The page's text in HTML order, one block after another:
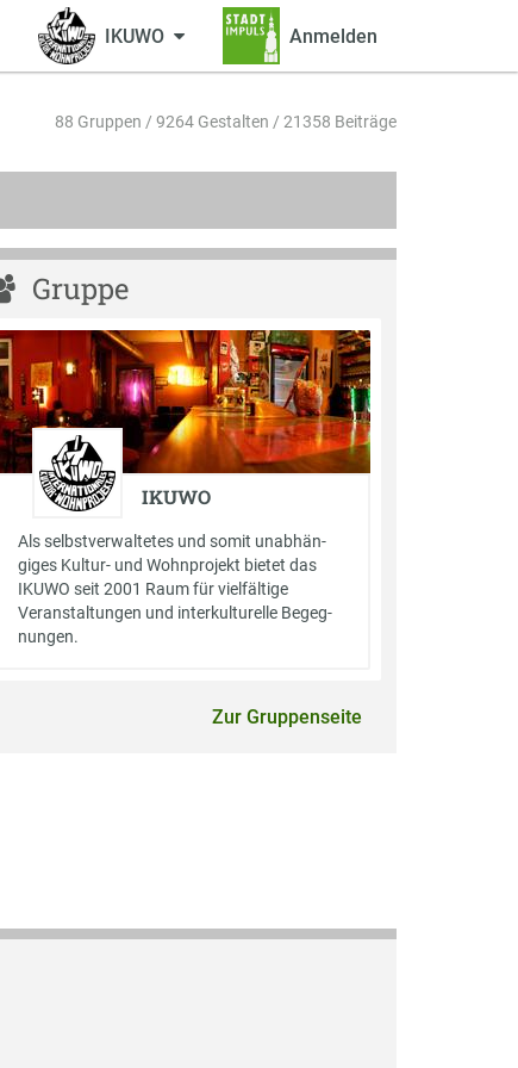
IKUWO Anmelden
88 Gruppen / 9264 Gestalten / 21358 Beiträge
Gruppe
IKUWO
Als selbstverwaltetes und somit unabhän­
giges Kultur­- und Wohnprojekt bietet das
IKUWO seit 2001 Raum für vielfältige
Veranstaltungen und interkulturelle Begeg­
nungen.
Zur Gruppenseite